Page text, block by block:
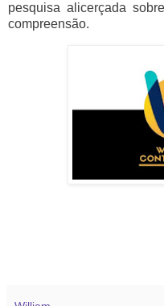
pesquisa alicerçada
compreensão.